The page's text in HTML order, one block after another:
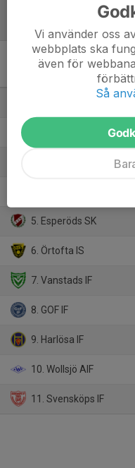
Division 6 Herr Mellersta
5. Esperöds SK
6. Örtofta IS
7. Vanstads IF
8. GOF IF
9. Harlösa IF
10. Wollsjö AIF
11. Svensköps IF
Vi använder oss
webbplats ska
även för
Så